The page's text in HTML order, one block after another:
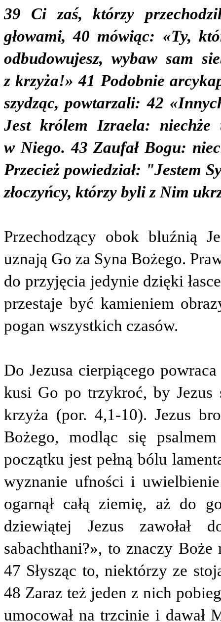
39 Ci zaś, którzy
głowami, 40 mówiąc: «Ty,
odbudowujesz, wybaw sam
z krzyża!» 41 Podobnie
szydząc, powtarzali: 42
Jest królem Izraela: niechże
w Niego. 43 Zaufał Bogu:
Przecież powiedział: "Jestem
złoczyńcy, którzy byli z Nim
Przechodzący obok bluźnią
uznają Go za Syna Bożego.
do przyjęcia jedynie dzięki
przestaje być kamieniem
pogan wszystkich czasów.
Do Jezusa cierpiącego
kusi Go po trzykroć, by Jezus
krzyża (por. 4,1-10). Jezus
Bożego, modląc się
początku jest pełną bólu
wyznanie ufności i
ogarnął całą ziemię, aż do
dziewiątej Jezus zawołał
sabachthani?», to znaczy
47 Słysząc to, niektórzy ze
48 Zaraz też jeden z nich
umocował na trzcinie i